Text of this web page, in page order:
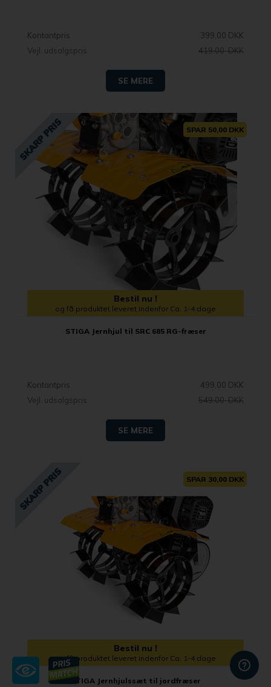
Kontantpris
399,00 DKK
Vejl. udsalgspris
419,00 DKK
SE MERE
SPAR 50,00 DKK
Bestil nu !
og få produktet leveret indenfor Ca. 1-4 dage
STIGA Jernhjul til SRC 685 RG-fræser
Kontantpris
499,00 DKK
Vejl. udsalgspris
549,00 DKK
SE MERE
SPAR 30,00 DKK
Bestil nu !
og få produktet leveret indenfor Ca. 1-4 dage
STIGA Jernhjulssæt til jordfræser